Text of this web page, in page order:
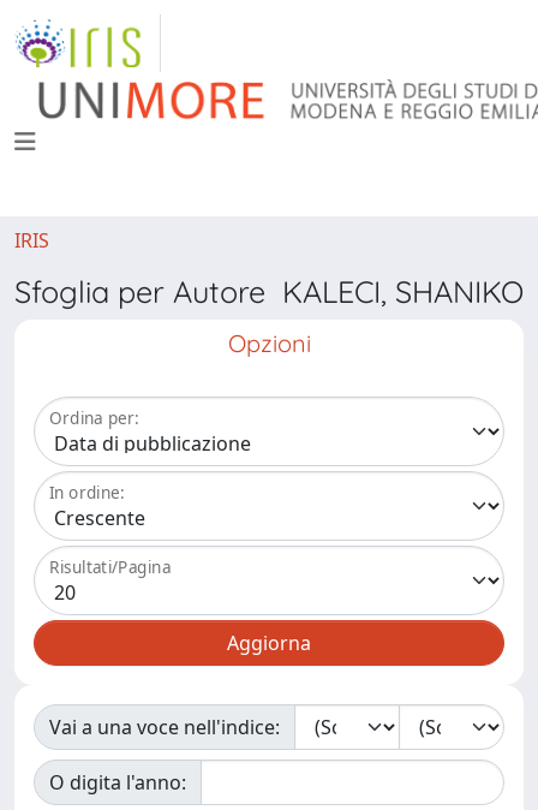
IRIS
Sfoglia per Autore KALECI, SHANIKO
Opzioni
Ordina per:
In ordine:
Risultati/Pagina
Vai a una voce nell'indice:
O digita l'anno: